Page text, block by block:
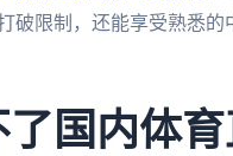
破限制，还能享受熟悉
国内体育